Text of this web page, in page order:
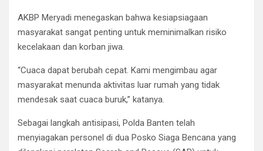
AKBP Meryadi menegaskan bahwa kesiapsiagaan
masyarakat sangat penting untuk meminimalkan risiko
kecelakaan dan korban jiwa.
“Cuaca dapat berubah cepat. Kami mengimbau agar
masyarakat menunda aktivitas luar rumah yang tidak
mendesak saat cuaca buruk,” katanya.
Sebagai langkah antisipasi, Polda Banten telah
menyiagakan personel di dua Posko Siaga Bencana yang